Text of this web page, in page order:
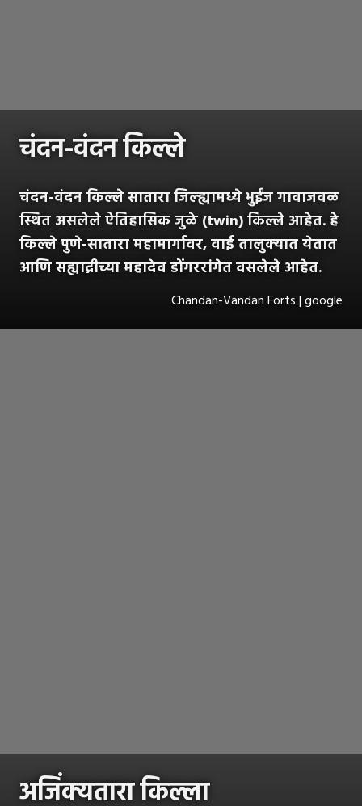
चंदन-वंदन किल्ले
चंदन-वंदन किल्ले सातारा जिल्ह्यामध्ये भुईंज गावाजवळ
स्थित असलेले ऐतिहासिक जुळे (twin) किल्ले आहेत. हे
किल्ले पुणे-सातारा महामार्गावर, वाई तालुक्यात येतात
आणि सह्याद्रीच्या महादेव डोंगररांगेत वसलेले आहेत.
Chandan-Vandan Forts | google
अजिंक्यतारा किल्ला